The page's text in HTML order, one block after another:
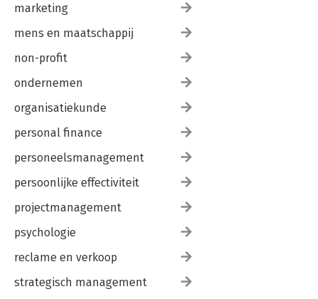
marketing
mens en maatschappij
non-profit
ondernemen
organisatiekunde
personal finance
personeelsmanagement
persoonlijke effectiviteit
projectmanagement
psychologie
reclame en verkoop
strategisch management